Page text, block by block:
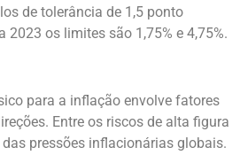
de tolerância de 1,5 ponto
2023 os limites são 1,75% e 4,75%.
para a inflação envolve fatores
Entre os riscos de alta figura
pressões inflacionárias globais.